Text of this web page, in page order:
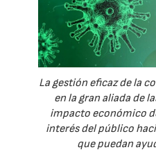
La gestión eficaz de la
en la gran aliada de
impacto económico
interés del público
que puedan